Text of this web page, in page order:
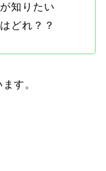
知りたい
どれ？？
す。